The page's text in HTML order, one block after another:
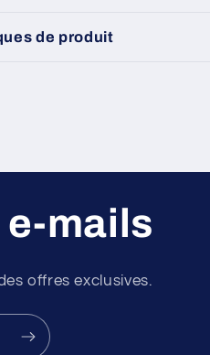
de produit
mails
offres exclusives.